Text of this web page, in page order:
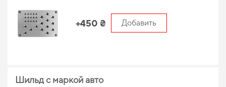
+450 ₴ Добавить
Шильд с маркой авто